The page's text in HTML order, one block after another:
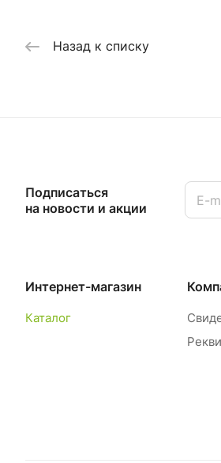
Назад к списку
Подписаться
на новости и акции
Интернет-магазин
Каталог